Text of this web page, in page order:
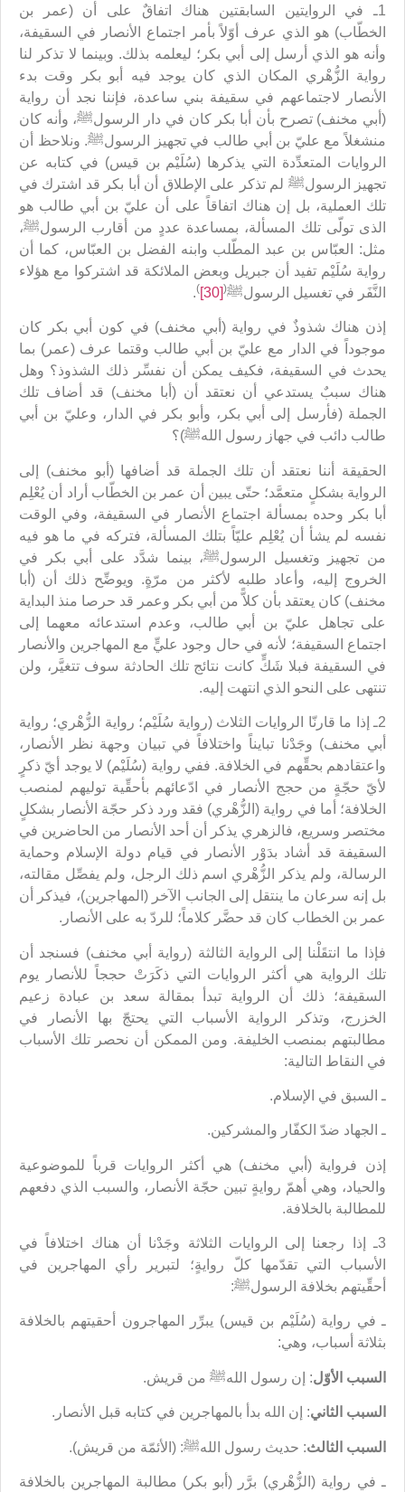
1ـ في الروايتين السابقتين هناك اتفاقٌ على أن (عمر بن
الخطّاب) هو الذي عرف أوّلاً بأمر اجتماع الأنصار في السقيفة،
وأنه هو الذي أرسل إلى أبي بكر؛ ليعلمه بذلك. وبينما لا تذكر لنا
رواية الزُّهْري المكان الذي كان يوجد فيه أبو بكر وقت بدء
الأنصار لاجتماعهم في سقيفة بني ساعدة، فإننا نجد أن رواية
(أبي مخنف) تصرح بأن أبا بكر كان في دار الرسولﷺ، وأنه كان
منشغلاً مع عليّ بن أبي طالب في تجهيز الرسولﷺ. ونلاحظ أن
الروايات المتعدِّدة التي يذكرها (سُلَيْم بن قيس) في كتابه عن
تجهيز الرسولﷺ لم تذكر على الإطلاق أن أبا بكر قد اشترك في
تلك العملية، بل إن هناك اتفاقاً على أن عليّ بن أبي طالب هو
الذى تولّى تلك المسألة، بمساعدة عددٍ من أقارب الرسولﷺ،
مثل: العبّاس بن عبد المطّلب وابنه الفضل بن العبّاس، كما أن
رواية سُلَيْم تفيد أن جبريل وبعض الملائكة قد اشتركوا مع هؤلاء
النَّفَر في تغسيل الرسولﷺ(
[30]
)
.
إذن هناك شذوذٌ في رواية (أبي مخنف) في كون أبي بكر كان
موجوداً في الدار مع عليّ بن أبي طالب وقتما عرف (عمر) بما
يحدث في السقيفة، فكيف يمكن أن نفسِّر ذلك الشذوذ؟ وهل
هناك سببٌ يستدعي أن نعتقد أن (أبا مخنف) قد أضاف تلك
الجملة (فأرسل إلى أبي بكر، وأبو بكر في الدار، وعليّ بن أبي
طالب دائب في جهاز رسول اللهﷺ)؟
الحقيقة أننا نعتقد أن تلك الجملة قد أضافها (أبو مخنف) إلى
الرواية بشكلٍ متعمَّد؛ حتّى يبين أن عمر بن الخطّاب أراد أن يُعْلِم
أبا بكر وحده بمسألة اجتماع الأنصار في السقيفة، وفي الوقت
نفسه لم يشأ أن يُعْلِم عليّاً بتلك المسألة، فتركه في ما هو فيه
من تجهيز وتغسيل الرسولﷺ، بينما شدَّد على أبي بكر في
الخروج إليه، وأعاد طلبه لأكثر من مرّةٍ. ويوضِّح ذلك أن (أبا
مخنف) كان يعتقد بأن كلاًّ من أبي بكر وعمر قد حرصا منذ البداية
على تجاهل عليّ بن أبي طالب، وعدم استدعائه معهما إلى
اجتماع السقيفة؛ لأنه في حال وجود عليٍّ مع المهاجرين والأنصار
في السقيفة فبلا شَكٍّ كانت نتائج تلك الحادثة سوف تتغيَّر، ولن
تنتهى على النحو الذي انتهت إليه.
2ـ إذا ما قارنّا الروايات الثلاث (رواية سُلَيْم؛ رواية الزُّهْري؛ رواية
أبي مخنف) وجَدْنا تبايناً واختلافاً في تبيان وجهة نظر الأنصار،
واعتقادهم بحقِّهم في الخلافة. ففي رواية (سُلَيْم) لا يوجد أيّ ذكرٍ
لأيّ حجّةٍ من حجج الأنصار في ادّعائهم بأحقِّية توليهم لمنصب
الخلافة؛ أما في رواية (الزُّهْري) فقد ورد ذكر حجّة الأنصار بشكلٍ
مختصر وسريع، فالزهري يذكر أن أحد الأنصار من الحاضرين في
السقيفة قد أشاد بدَوْر الأنصار في قيام دولة الإسلام وحماية
الرسالة، ولم يذكر الزُّهْري اسم ذلك الرجل، ولم يفصِّل مقالته،
بل إنه سرعان ما ينتقل إلى الجانب الآخر (المهاجرين)، فيذكر أن
عمر بن الخطاب كان قد حضَّر كلاماً؛ للردّ به على الأنصار.
فإذا ما انتقَلْنا إلى الرواية الثالثة (رواية أبي مخنف) فسنجد أن
تلك الرواية هي أكثر الروايات التي ذكَرَتْ حججاً للأنصار يوم
السقيفة؛ ذلك أن الرواية تبدأ بمقالة سعد بن عبادة زعيم
الخزرج، وتذكر الرواية الأسباب التي يحتجّ بها الأنصار في
مطالبتهم بمنصب الخليفة. ومن الممكن أن نحصر تلك الأسباب
في النقاط التالية:
ـ السبق في الإسلام.
ـ الجهاد ضدّ الكفّار والمشركين.
إذن فرواية (أبي مخنف) هي أكثر الروايات قرباً للموضوعية
والحياد، وهي أهمّ روايةٍ تبين حجّة الأنصار، والسبب الذي دفعهم
للمطالبة بالخلافة.
3ـ إذا رجعنا إلى الروايات الثلاثة وجَدْنا أن هناك اختلافاً في
الأسباب التي تقدّمها كلّ روايةٍ؛ لتبرير رأي المهاجرين في
أحقِّيتهم بخلافة الرسولﷺ:
ـ في رواية (سُلَيْم بن قيس) يبرِّر المهاجرون أحقيتهم بالخلافة
بثلاثة أسباب، وهي:
السبب الأوّل: إن رسول اللهﷺ من قريش.
السبب الثاني: إن الله بدأ بالمهاجرين في كتابه قبل الأنصار.
السبب الثالث: حديث رسول اللهﷺ: (الأئمّة من قريش).
ـ في رواية (الزُّهْري) برَّر (أبو بكر) مطالبة المهاجرين بالخلافة